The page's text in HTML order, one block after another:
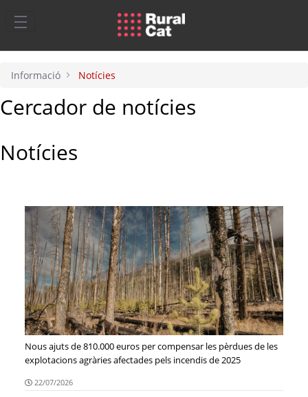
Salta al contingut principal
Informació Notícies
Cercador de notícies
Notícies
Nous ajuts de 810.000 euros per compensar les pèrdues de les
explotacions agràries afectades pels incendis de 2025
22/07/2026